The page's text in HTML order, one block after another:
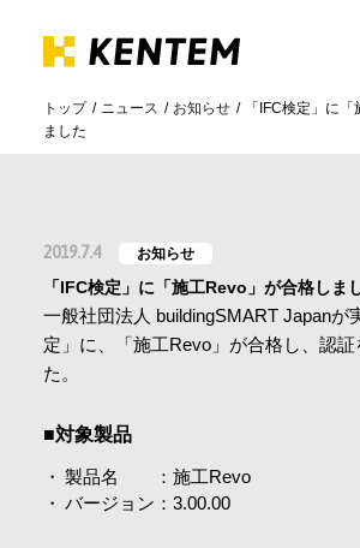
製品・サービス
導入事例
イベント・セミナー
トップ ニュース お知らせ
「IFC検定」に
ました
2019.7.4 お知らせ
「IFC検定」に「施工Revo」が合格しま
一般社団法人 buildingSMART Japanが
定」に、「施工Revo」が合格し、認証
た。
■対象製品
製品名 ：施工Revo
バージョン：3.00.00